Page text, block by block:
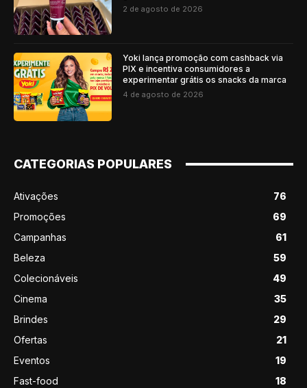
2 de agosto de 2026
Yoki lança promoção com cashback via
PIX e incentiva consumidores a
experimentar grátis os snacks da marca
4 de agosto de 2026
CATEGORIAS POPULARES
Ativações
76
Promoções
69
Campanhas
61
Beleza
59
Colecionáveis
49
Cinema
35
Brindes
29
Ofertas
21
Eventos
19
Fast-food
18